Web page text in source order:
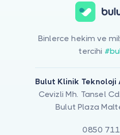
Binlerce hekim ve
tercihi
Bulut Klinik Teknoloji
Cevizli Mh. Tansel
Bulut Plaza
0850